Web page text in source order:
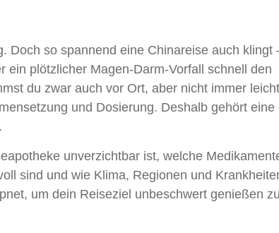
Doch so spannend eine Chinareise auch klingt
plötzlicher Magen-Darm-Vorfall schnell den
du zwar auch vor Ort, aber nicht immer leicht
und Dosierung. Deshalb gehört eine
unverzichtbar ist, welche
sind und wie Klima, Regionen und
um dein Reiseziel unbeschwert genießen zu